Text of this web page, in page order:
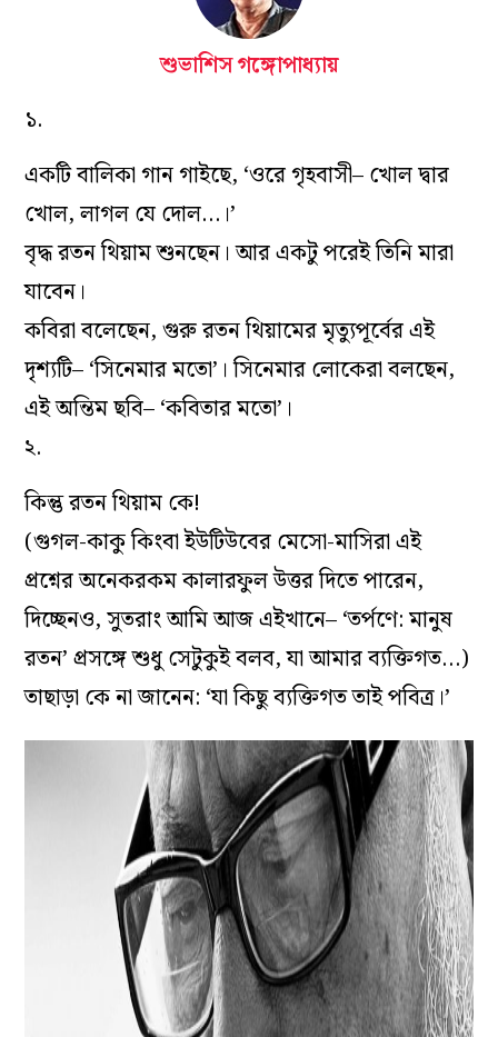
শুভাশিস গঙ্গোপাধ্যায়
১.
একটি বালিকা গান গাইছে, ‘ওরে গৃহবাসী– খোল দ্বার
খোল, লাগল যে দোল…।’
বৃদ্ধ রতন থিয়াম শুনছেন। আর একটু পরেই তিনি মারা
যাবেন।
কবিরা বলেছেন, গুরু রতন থিয়ামের মৃত্যুপূর্বের এই
দৃশ‌্যটি– ‘সিনেমার মতো’। সিনেমার লোকেরা বলছেন,
এই অন্তিম ছবি– ‘কবিতার মতো’।
২.
কিন্তু রতন থিয়াম কে!
(গুগল-কাকু কিংবা ইউটিউবের মেসো-মাসিরা এই
প্রশ্নের অনেকরকম কালারফুল উত্তর দিতে পারেন,
দিচ্ছেনও, সুতরাং আমি আজ এইখানে– ‘তর্পণে: মানুষ
রতন’ প্রসঙ্গে শুধু সেটুকুই বলব, যা আমার ব‌্যক্তিগত…)
তাছাড়া কে না জানেন: ‘যা কিছু ব‌্যক্তিগত তাই পবিত্র।’